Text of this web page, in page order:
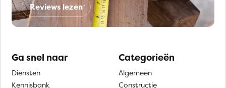
Reviews lezen
Ga snel naar
Diensten
Kennisbank
Categorieën
Algemeen
Constructie